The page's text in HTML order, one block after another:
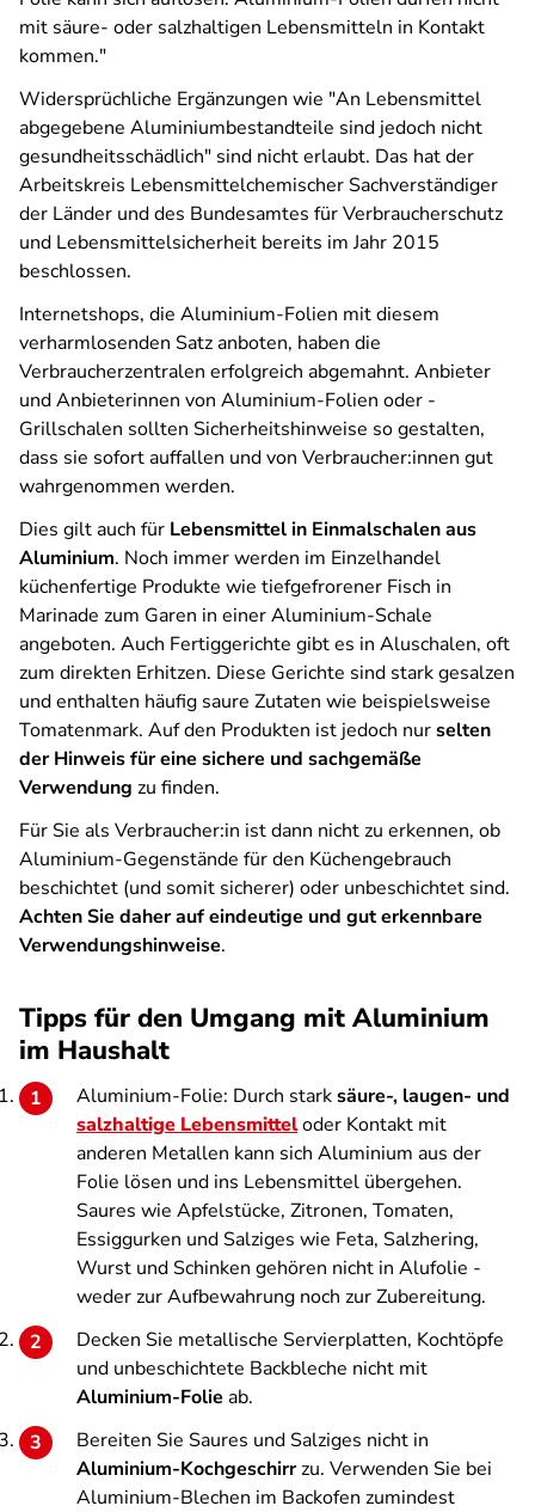
mit säure- oder salzhaltigen Lebensmitteln in Kontakt
kommen."
Widersprüchliche Ergänzungen wie "An Lebensmittel
abgegebene Aluminiumbestandteile sind jedoch nicht
gesundheitsschädlich" sind nicht erlaubt. Das hat der
Arbeitskreis Lebensmittelchemischer Sachverständiger
der Länder und des Bundesamtes für Verbraucherschutz
und Lebensmittelsicherheit bereits im Jahr 2015
beschlossen.
Internetshops, die Aluminium-Folien mit diesem
verharmlosenden Satz anboten, haben die
Verbraucherzentralen erfolgreich abgemahnt. Anbieter
und Anbieterinnen von Aluminium-Folien oder -
Grillschalen sollten Sicherheitshinweise so gestalten,
dass sie sofort auffallen und von Verbraucher:innen gut
wahrgenommen werden.
Dies gilt auch für Lebensmittel in Einmalschalen aus
Aluminium. Noch immer werden im Einzelhandel
küchenfertige Produkte wie tiefgefrorener Fisch in
Marinade zum Garen in einer Aluminium-Schale
angeboten. Auch Fertiggerichte gibt es in Aluschalen, oft
zum direkten Erhitzen. Diese Gerichte sind stark gesalzen
und enthalten häufig saure Zutaten wie beispielsweise
Tomatenmark. Auf den Produkten ist jedoch nurselten
der Hinweis für eine sichere und sachgemäße
Verwendung zu finden.
Für Sie als Verbraucher:in ist dann nicht zu erkennen, ob
Aluminium-Gegenstände für den Küchengebrauch
beschichtet (und somit sicherer) oder unbeschichtet sind.
Achten Sie daher auf eindeutige und gut erkennbare
Verwendungshinweise.
Tipps für den Umgang mit Aluminium
im Haushalt
Aluminium-Folie: Durch starksäure-, laugen- und
salzhaltige Lebensmitteloder Kontakt mit
anderen Metallen kann sich Aluminium aus der
Folie lösen und ins Lebensmittel übergehen.
Saures wie Apfelstücke, Zitronen, Tomaten,
Essiggurken und Salziges wie Feta, Salzhering,
Wurst und Schinken gehören nicht in Alufolie -
weder zur Aufbewahrung noch zur Zubereitung.
Decken Sie metallische Servierplatten, Kochtöpfe
und unbeschichtete Backbleche nicht mit
Aluminium-Folie ab.
Bereiten Sie Saures und Salziges nicht in
Aluminium-Kochgeschirrzu. Verwenden Sie bei
Aluminium-Blechen im Backofen zumindest